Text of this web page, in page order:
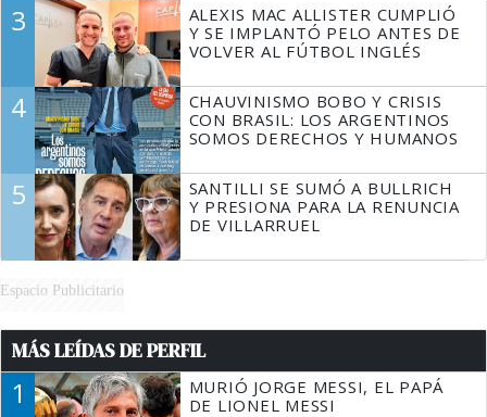
3
ALEXIS MAC ALLISTER CUMPLIÓ
Y SE IMPLANTÓ PELO ANTES DE
VOLVER AL FÚTBOL INGLÉS
4
CHAUVINISMO BOBO Y CRISIS
CON BRASIL: LOS ARGENTINOS
SOMOS DERECHOS Y HUMANOS
5
SANTILLI SE SUMÓ A BULLRICH
Y PRESIONA PARA LA RENUNCIA
DE VILLARRUEL
Espacio Publicitario
MÁS LEÍDAS DE PERFIL
1
MURIÓ JORGE MESSI, EL PAPÁ
DE LIONEL MESSI